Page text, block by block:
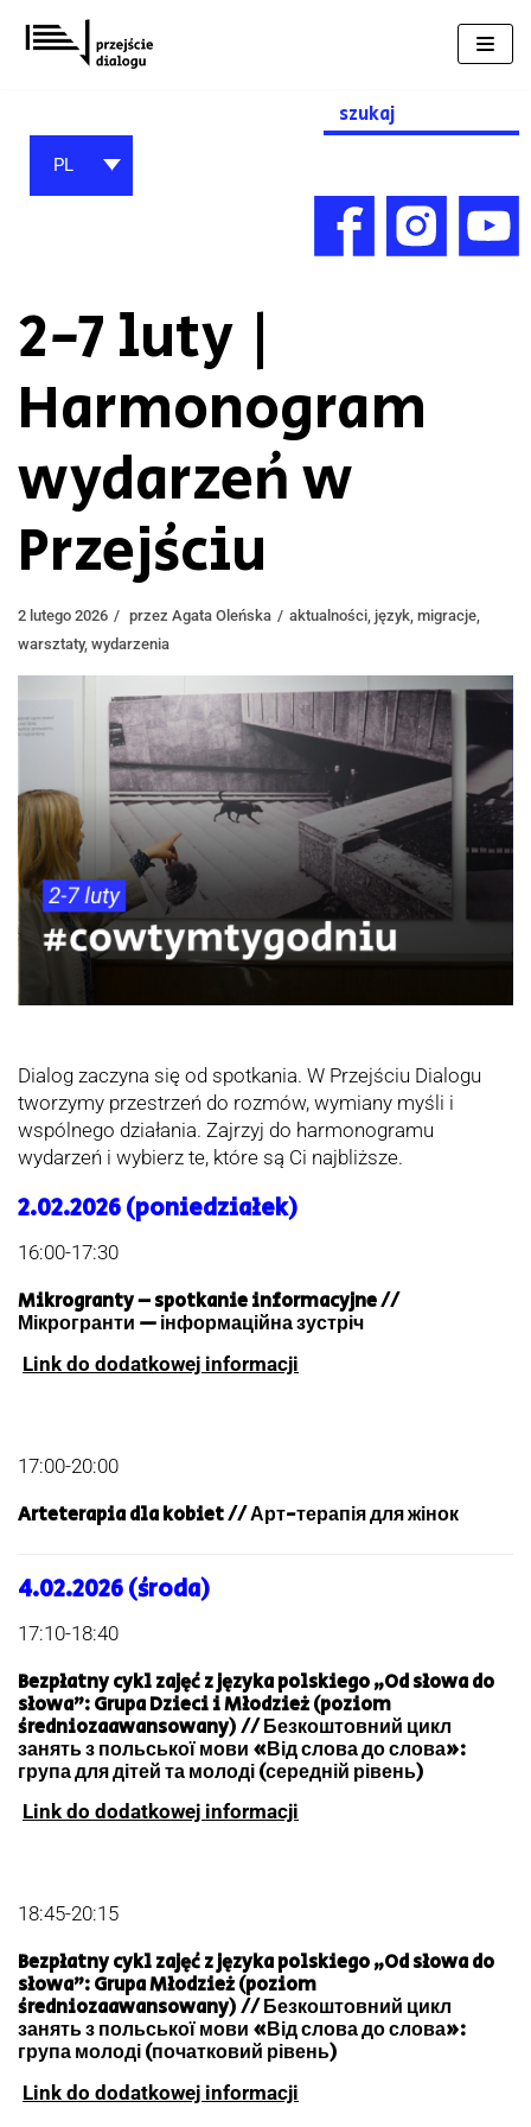
Przejdź
do
Search
for:
PL
2-7 luty |
Harmonogram
wydarzeń w
Przejściu
2 lutego 2026 przez Agata Oleńska aktualności język migracje
warsztaty, wydarzenia
Dialog zaczyna się od spotkania. W Przejściu Dialogu
tworzymy przestrzeń do rozmów, wymiany myśli i
wspólnego działania. Zajrzyj do harmonogramu
wydarzeń i wybierz te, które są Ci najbliższe.
2.02.2026 (poniedziałek)
16:00-17:30
Mikrogranty – spotkanie informacyjne //
Мікрогранти — інформаційна зустріч
Link do dodatkowej informacji
17:00-20:00
Arteterapia dla kobiet // Арт-терапія для жінок
4.02.2026 (środa)
17:10-18:40
Bezpłatny cykl zajęć z języka polskiego „Od słowa do
słowa”: Grupa Dzieci i Młodzież (poziom
średniozaawansowany) // Безкоштовний цикл
занять з польської мови «Від слова до слова»:
група для дітей та молоді (середній рівень)
Link do dodatkowej informacji
18:45-20:15
Bezpłatny cykl zajęć z języka polskiego „Od słowa do
słowa”: Grupa Młodzież (poziom
średniozaawansowany) // Безкоштовний цикл
занять з польської мови «Від слова до слова»:
група молоді (початковий рівень)
Link do dodatkowej informacji